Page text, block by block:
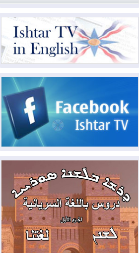
2026-08-07القوات المسلحة العراقية: خطة
أمنية لإجهاض هجمة محتملة على السعودية
2026-08-07الاستخبارات الأميركية: بوتين
قد يختبر تماسك الناتو بهجوم محدود
نيجيرفان بارزاني حول اجتماع
"إدارة الدولة": أكدنا دعم تنفيذ البرنامج
الحكومي وأهمية حصر السلاح
2026-08-06ائتلاف ادارة الدولة: من
يقومون بسلوك يهدد امن البلاد خارجون عن
القانون يجب محاربتهم
2026-08-06بعد هجومين قرب باب المندب..
تحذيرات من تصعيد يهدد الملاحة في البحر
الأحمر
2026-08-06 مئات القاصرين بلا مأوى.. أزمة
سبتة تتصاعد وتضغط على مدريد